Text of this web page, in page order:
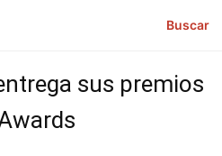
Buscar
sus premios